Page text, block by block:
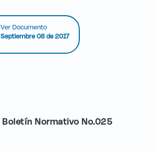
Ver Documento
Septiembre 08 de 2017
Boletín Normativo No.025